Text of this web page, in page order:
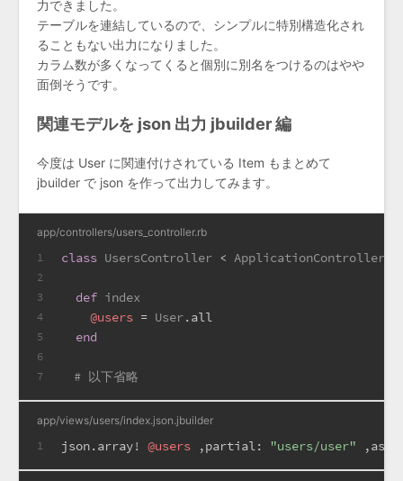
力できました。
テーブルを連結しているので、シンプルに特別構造化され
ることもない出力になりました。
カラム数が多くなってくると個別に別名をつけるのはやや
面倒そうです。
関連モデルを json 出力 jbuilder 編
今度は User に関連付けされている Item もまとめて
jbuilder で json を作って出力してみます。
app/controllers/users_controller.rb
1
2
3
4
5
6
7
class UsersController < ApplicationController
def index
@users = User.all
end
# 以下省略
app/views/users/index.json.jbuilder
1
json.array! @users ,partial: "users/user" ,as: